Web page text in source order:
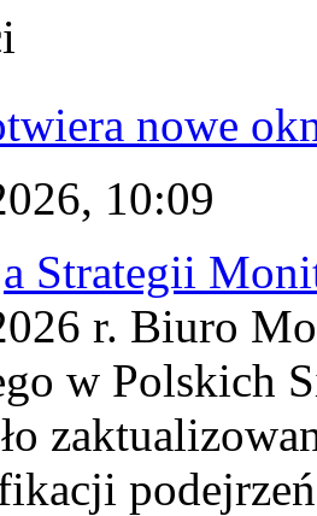
nowe
10:09
Strategii
r. Biuro
w Polskich